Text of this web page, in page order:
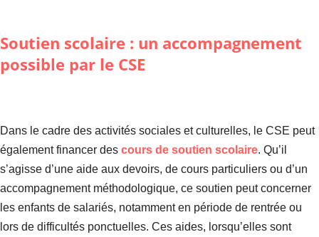
Soutien scolaire : un accompagnement
possible par le CSE
Dans le cadre des activités sociales et culturelles, le CSE peut
également financer des cours de soutien scolaire. Qu’il
s’agisse d’une aide aux devoirs, de cours particuliers ou d’un
accompagnement méthodologique, ce soutien peut concerner
les enfants de salariés, notamment en période de rentrée ou
lors de difficultés ponctuelles. Ces aides, lorsqu’elles sont